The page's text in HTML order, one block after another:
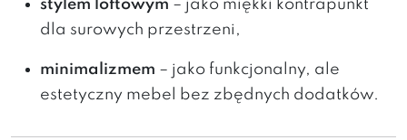
stylem loftowym – jako miękki kontrapunkt
dla surowych przestrzeni,
minimalizmem – jako funkcjonalny, ale
estetyczny mebel bez zbędnych dodatków.